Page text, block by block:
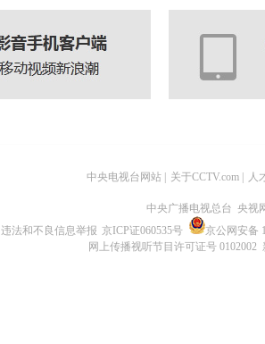
中央电视台网站 关于CCTV.com 人
中央广播电视总台 央视
违法和不良信息举报 京ICP证060535号
京公网安备
网上传播视听节目许可证号 0102002